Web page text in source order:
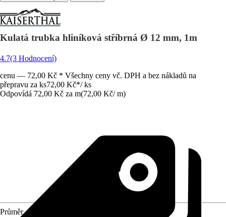
Kulatá trubka hliníková stříbrná Ø 12 mm, 1m
4.7(3 Hodnocení)
cenu — 72,00 Kč * Všechny ceny vč. DPH a bez nákladů na
přepravu za ks72,00 Kč*/ ks
Odpovídá 72,00 Kč za m(72,00 Kč/ m)
Průměr